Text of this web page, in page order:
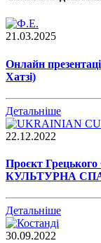
21.03.2025
Онлайн
Хатзі)
Детальніше
22.12.2022
Проєкт
КУЛЬТУРНА
Детальніше
30.09.2022